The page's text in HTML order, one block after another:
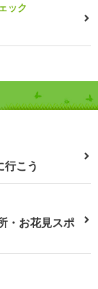
ック
こう
・お花見スポ